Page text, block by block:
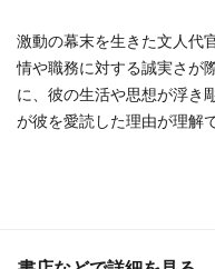
激動の幕末を生きた文人代
情や職務に対する誠実さが
に、彼の生活や思想が浮き
が彼を愛読した理由が理解